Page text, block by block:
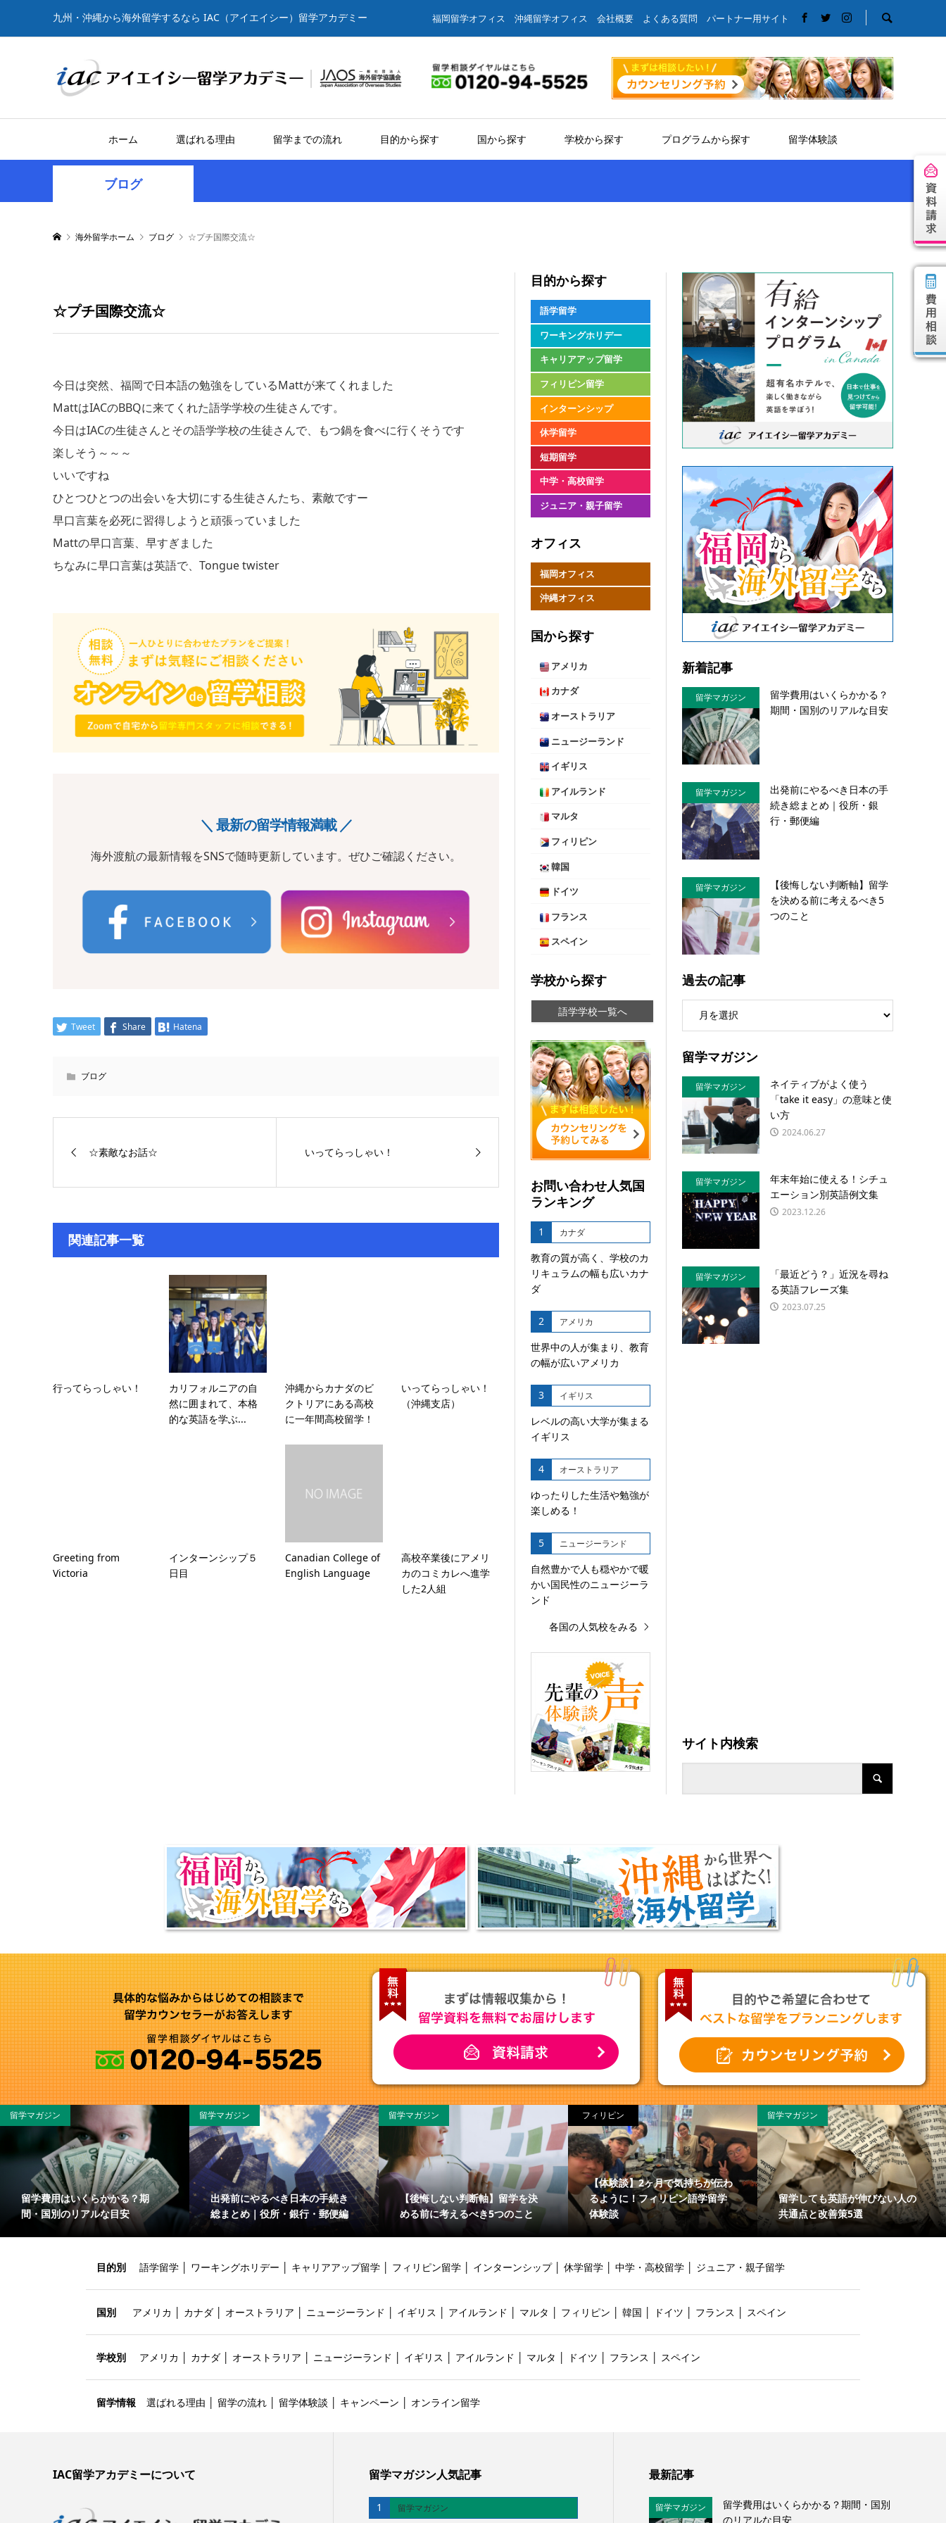
九州・沖縄から海外留学するなら IAC（アイエイシー）留学アカデミー 福岡留学オフィス 沖縄留学オフィス 会社概要 よくある質問 パートナー用サイト
ホーム 選ばれる理由 留学までの流れ 目的から探す 国から探す 学校から探す プログラムから探す 留学体験談
ブログ
海外留学ホーム ブログ ☆プチ国際交流☆
☆プチ国際交流☆
今日は突然、福岡で日本語の勉強をしているMattが来てくれました
MattはIACのBBQに来てくれた語学学校の生徒さんです。
今日はIACの生徒さんとその語学学校の生徒さんで、もつ鍋を食べに行くそうです
楽しそう～～～
いいですね
ひとつひとつの出会いを大切にする生徒さんたち、素敵ですー
早口言葉を必死に習得しようと頑張っていました
Mattの早口言葉、早すぎました
ちなみに早口言葉は英語で、Tongue twister
＼ 最新の留学情報満載 ／
海外渡航の最新情報をSNSで随時更新しています。ぜひご確認ください。
Tweet Share Hatena
ブログ
☆素敵なお話☆ いってらっしゃい！
関連記事一覧
行ってらっしゃい！
カリフォルニアの自
然に囲まれて、本格
的な英語を学ぶ...
沖縄からカナダのビ
クトリアにある高校
に一年間高校留学！
いってらっしゃい！
（沖縄支店）
Greeting from
Victoria
インターンシップ５
日目
Canadian College of
English Language
高校卒業後にアメリ
カのコミカレへ進学
した2人組
目的から探す
語学留学
ワーキングホリデー
キャリアアップ留学
フィリピン留学
インターンシップ
休学留学
短期留学
中学・高校留学
ジュニア・親子留学
オフィス
福岡オフィス
沖縄オフィス
国から探す
アメリカ
カナダ
オーストラリア
ニュージーランド
イギリス
アイルランド
マルタ
フィリピン
韓国
ドイツ
フランス
スペイン
学校から探す
語学学校一覧へ
お問い合わせ人気国
ランキング
1 カナダ
教育の質が高く、学校のカ
リキュラムの幅も広いカナ
ダ
2 アメリカ
世界中の人が集まり、教育
の幅が広いアメリカ
3 イギリス
レベルの高い大学が集まる
イギリス
4 オーストラリア
ゆったりした生活や勉強が
楽しめる！
5 ニュージーランド
自然豊かで人も穏やかで暖
かい国民性のニュージーラ
ンド
各国の人気校をみる
新着記事
留学マガジン
留学費用はいくらかかる？
期間・国別のリアルな目安
留学マガジン
出発前にやるべき日本の手
続き総まとめ｜役所・銀
行・郵便編
留学マガジン
【後悔しない判断軸】留学
を決める前に考えるべき5
つのこと
過去の記事
留学マガジン
留学マガジン
ネイティブがよく使う
「take it easy」の意味と使
い方
2024.06.27
留学マガジン
年末年始に使える！シチュ
エーション別英語例文集
2023.12.26
留学マガジン
「最近どう？」近況を尋ね
る英語フレーズ集
2023.07.25
サイト内検索
留学マガジン
留学費用はいくらかかる？期
間・国別のリアルな目安
留学マガジン
出発前にやるべき日本の手続き
総まとめ｜役所・銀行・郵便編
留学マガジン
【後悔しない判断軸】留学を決
める前に考えるべき5つのこと
フィリピン
【体験談】2ヶ月で気持ちが伝わ
るように！フィリピン語学留学
体験談
留学マガジン
留学しても英語が伸びない人の
共通点と改善策5選
目的別 語学留学 ワーキングホリデー キャリアアップ留学 フィリピン留学 インターンシップ│ 休学留学 中学・高校留学 ジュニア・親子留学
国別 アメリカ カナダ オーストラリア ニュージーランド イギリス アイルランド マルタ フィリピン 韓国 ドイツ フランス スペイン
学校別 アメリカ カナダ オーストラリア ニュージーランド イギリス アイルランド マルタ ドイツ フランス スペイン
留学情報 選ばれる理由 留学の流れ 留学体験談 キャンペーン オンライン留学
IAC留学アカデミーについて 留学マガジン人気記事
1 留学マガジン
最新記事
留学マガジン
留学費用はいくらかかる？期間・国別
のリアルな目安